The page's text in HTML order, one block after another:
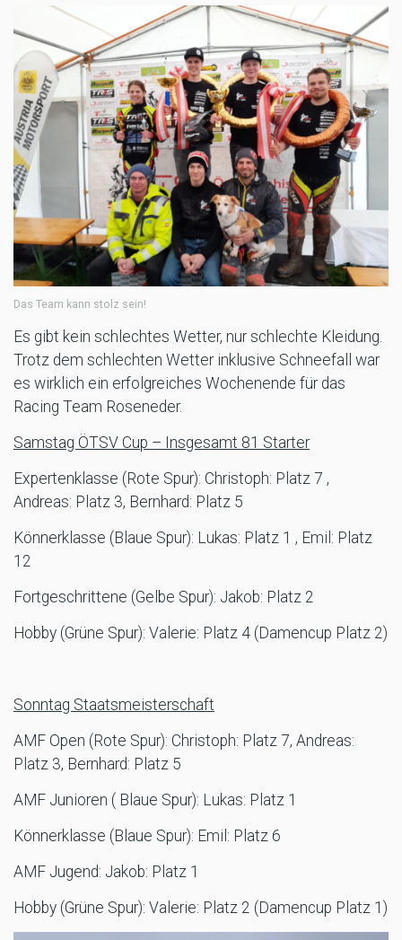
Das Team kann stolz sein!
Es gibt kein schlechtes Wetter, nur schlechte Kleidung.
Trotz dem schlechten Wetter inklusive Schneefall war
es wirklich ein erfolgreiches Wochenende für das
Racing Team Roseneder.
Samstag ÖTSV Cup – Insgesamt 81 Starter
Expertenklasse (Rote Spur): Christoph: Platz 7 ,
Andreas: Platz 3, Bernhard: Platz 5
Könnerklasse (Blaue Spur): Lukas: Platz 1 , Emil: Platz
12
Fortgeschrittene (Gelbe Spur): Jakob: Platz 2
Hobby (Grüne Spur): Valerie: Platz 4 (Damencup Platz 2)
Sonntag Staatsmeisterschaft
AMF Open (Rote Spur): Christoph: Platz 7, Andreas:
Platz 3, Bernhard: Platz 5
AMF Junioren ( Blaue Spur): Lukas: Platz 1
Könnerklasse (Blaue Spur): Emil: Platz 6
AMF Jugend: Jakob: Platz 1
Hobby (Grüne Spur): Valerie: Platz 2 (Damencup Platz 1)